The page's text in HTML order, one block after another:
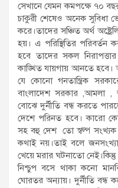
সেখানে যেমন কমপক্ষে ৭০
চাকুরী শেষেও অনেক সুবিধা
করে।তাদের সঞ্চিত অর্থ
হয়। এ পরিস্থিতির
হবে তাদের সকল
কাঙ্খিত যায়গায় আনতে হবে।
যে কোনো গনতান্ত্রিক
বাংলাদেশ সরকার ,আমলা ,
বোঝে দুর্নীতি বন্ধ করতে
দেশে পরিনত হবে। কারো
সহ বহু দেশ তো স্বল্প সংখ্যক
কথাই নয়।তাই বলে
খেয়ে মরার ঘটনাতো নেই।কিন্তু
নিশ্চুপ বসে থাকা কনো
ঘোরতর অন্যায়। দুর্নীতি বন্ধ